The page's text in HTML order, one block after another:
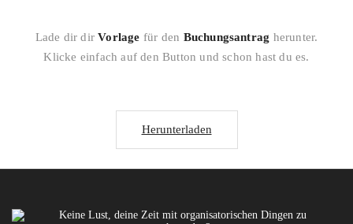
Lade dir dirVorlage für den Buchungsantrag herunter.
Klicke einfach auf den Button und schon hast du es.
Herunterladen